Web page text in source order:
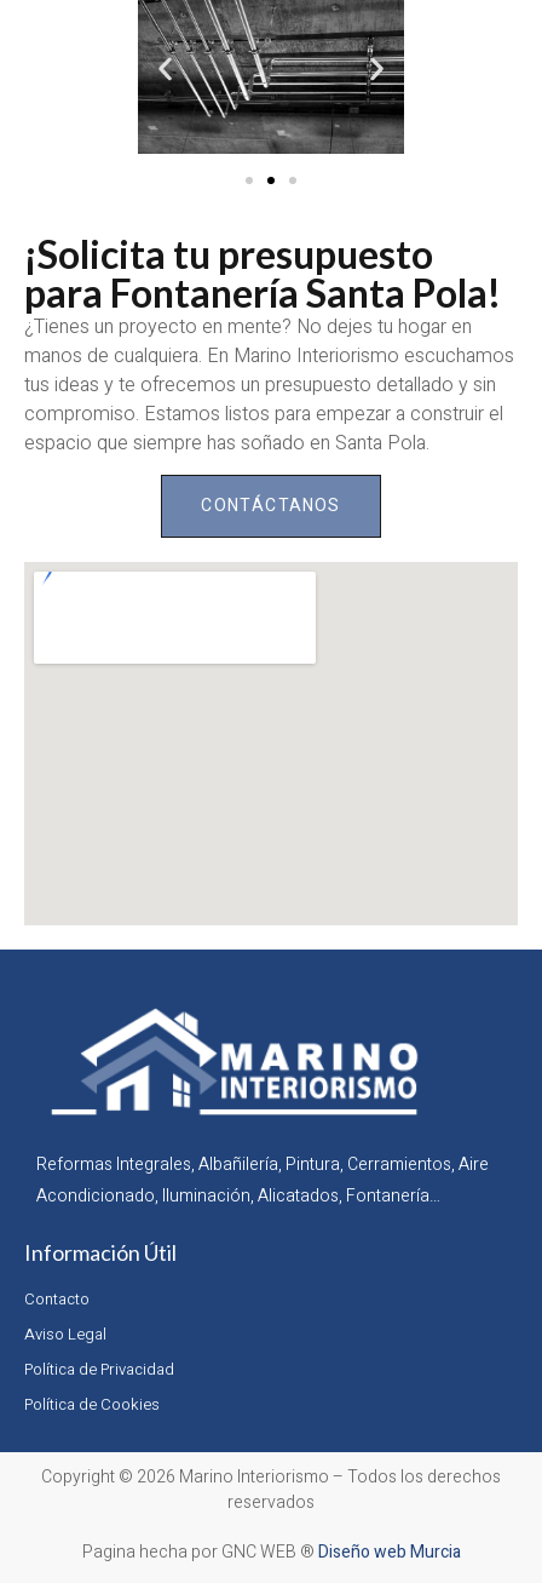
¡Solicita tu presupuesto
para Fontanería Santa Pola!
¿Tienes un proyecto en mente? No dejes tu hogar en
manos de cualquiera. En Marino Interiorismo escuchamos
tus ideas y te ofrecemos un presupuesto detallado y sin
compromiso. Estamos listos para empezar a construir el
espacio que siempre has soñado en Santa Pola.
CONTÁCTANOS
Reformas Integrales, Albañilería, Pintura, Cerramientos, Aire
Acondicionado, Iluminación, Alicatados, Fontanería…
Información Útil
Contacto
Aviso Legal
Política de Privacidad
Política de Cookies
Copyright © 2026 Marino Interiorismo – Todos los derechos
reservados
Pagina hecha por GNC WEB ®Diseño web Murcia